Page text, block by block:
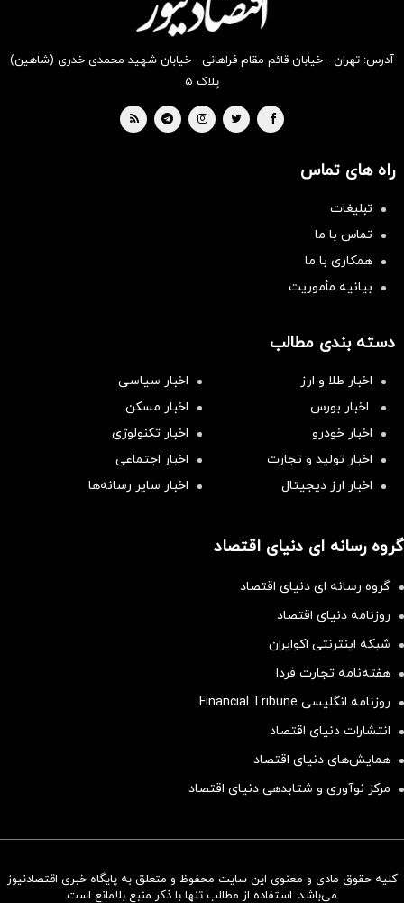
سرمایه‌گذاری همسنگ با شاخص
آدرس: تهران - خیابان قائم مقام فراهانی - خیابان شهید محمدی خدری (شاهین)
پلاک ۵
راه های تماس
تبلیغات
تماس با ما
همکاری با ما
بیانیه مأموریت
دسته بندی مطالب
اخبار طلا و ارز
اخبار سیاسی
اخبار بورس
اخبار مسکن
اخبار خودرو
اخبار تکنولوژی
اخبار تولید و تجارت
اخبار اجتماعی
اخبار ارز دیجیتال
اخبار سایر رسانه‌‌ها
گروه رسانه ای دنیای اقتصاد
گروه رسانه ای دنیای اقتصاد
روزنامه دنیای اقتصاد
شبکه اینترنتی اکوایران
هفته‌نامه تجارت فردا
روزنامه انگلیسی Financial Tribune
انتشارات دنیای اقتصاد
همایش‌های دنیای اقتصاد
مرکز نوآوری و شتابدهی دنیای اقتصاد
کلیه حقوق مادی و معنوی این سایت محفوظ و متعلق به پایگاه خبری اقتصادنیوز
می‌باشد. استفاده از مطالب تنها با ذکر منبع بلامانع است